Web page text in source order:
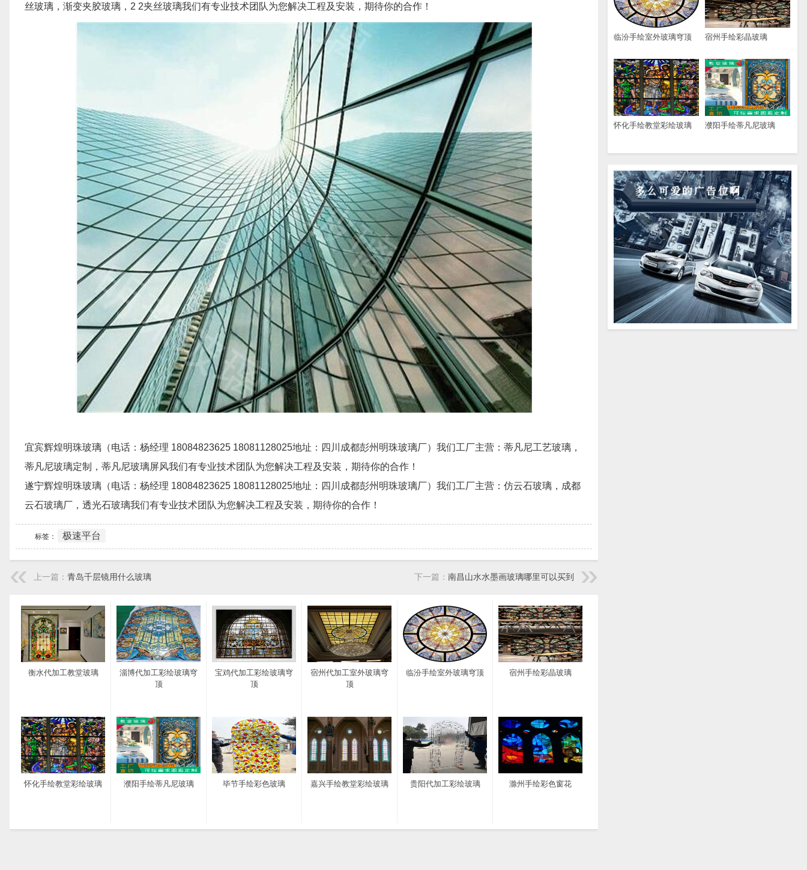
临汾手绘室外玻璃穹顶 宿州手绘彩晶玻璃
怀化手绘教堂彩绘玻璃 濮阳手绘蒂凡尼玻璃
丝玻璃，渐变夹胶玻璃，2 2夹丝玻璃我们有专业技术团队为您解决工程及安装，期待你的合作！
宜宾辉煌明珠玻璃（电话：杨经理 18084823625 18081128025地址：四川成都彭州明珠玻璃厂）我们工厂主营：蒂凡尼工艺玻璃，
蒂凡尼玻璃定制，蒂凡尼玻璃屏风我们有专业技术团队为您解决工程及安装，期待你的合作！
遂宁辉煌明珠玻璃（电话：杨经理 18084823625 18081128025地址：四川成都彭州明珠玻璃厂）我们工厂主营：仿云石玻璃，成都
云石玻璃厂，透光石玻璃我们有专业技术团队为您解决工程及安装，期待你的合作！
标签： 极速平台
上一篇： 青岛千层镜用什么玻璃 下一篇： 南昌山水水墨画玻璃哪里可以买到
衡水代加工教堂玻璃
淄博代加工彩绘玻璃穹
顶
宝鸡代加工彩绘玻璃穹
顶
宿州代加工室外玻璃穹
顶
临汾手绘室外玻璃穹顶 宿州手绘彩晶玻璃
怀化手绘教堂彩绘玻璃 濮阳手绘蒂凡尼玻璃 毕节手绘彩色玻璃 嘉兴手绘教堂彩绘玻璃 贵阳代加工彩绘玻璃 滁州手绘彩色窗花